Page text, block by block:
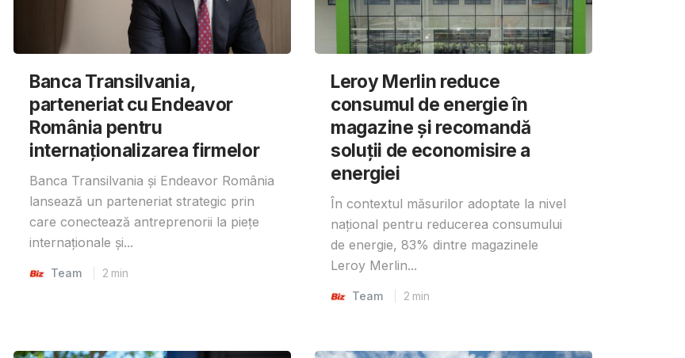
Banca Transilvania,
parteneriat cu Endeavor
România pentru
internaționalizarea firmelor
Banca Transilvania și Endeavor România
lansează un parteneriat strategic prin
care conectează antreprenorii la piețe
internaționale și...
Team 2 min
Leroy Merlin reduce
consumul de energie în
magazine și recomandă
soluții de economisire a
energiei
În contextul măsurilor adoptate la nivel
național pentru reducerea consumului
de energie, 83% dintre magazinele
Leroy Merlin...
Team 2 min